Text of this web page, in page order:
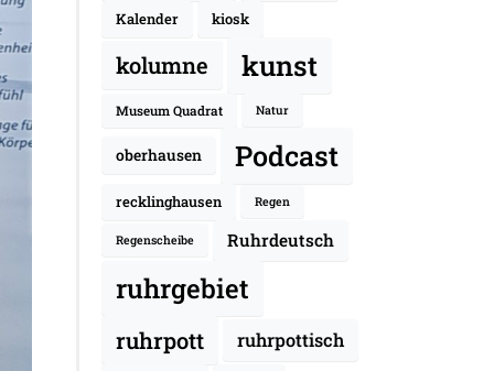
Kalender
kiosk
kolumne kunst
Museum Quadrat Natur
oberhausen Podcast
recklinghausen Regen
Regenscheibe Ruhrdeutsch
ruhrgebiet
ruhrpott ruhrpottisch